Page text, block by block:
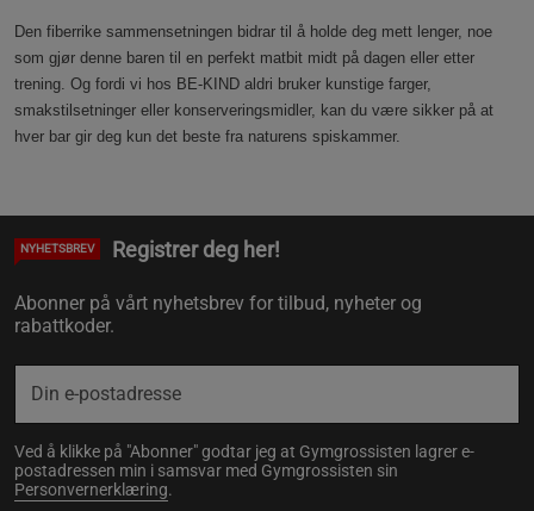
Den fiberrike sammensetningen bidrar til å holde deg mett lenger, noe
som gjør denne baren til en perfekt matbit midt på dagen eller etter
trening. Og fordi vi hos BE-KIND aldri bruker kunstige farger,
smakstilsetninger eller konserveringsmidler, kan du være sikker på at
hver bar gir deg kun det beste fra naturens spiskammer.
NYHETSBREV Registrer deg her!
Abonner på vårt nyhetsbrev for tilbud, nyheter og
rabattkoder.
Ved å klikke på "Abonner" godtar jeg at Gymgrossisten lagrer e-
postadressen min i samsvar med Gymgrossisten sin
Personvernerklæring.